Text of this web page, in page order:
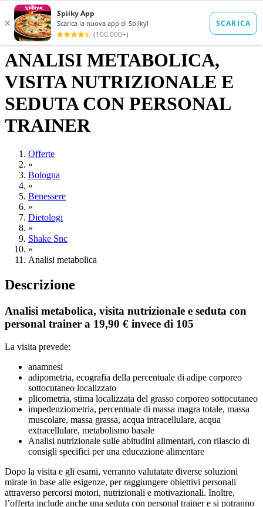
ANALISI METABOLICA,
VISITA NUTRIZIONALE E
SEDUTA CON PERSONAL
TRAINER
Offerte
»
Bologna
»
Benessere
»
Dietologi
»
Shake Snc
»
Analisi metabolica
Descrizione
Analisi metabolica, visita nutrizionale e seduta con
personal trainer a 19,90 € invece di 105
La visita prevede:
anamnesi
adipometria, ecografia della percentuale di adipe corporeo
sottocutaneo localizzato
plicometria, stima localizzata del grasso corporeo sottocutaneo
impedenziometria, percentuale di massa magra totale, massa
muscolare, massa grassa, acqua intracellulare, acqua
extracellulare, metabolismo basale
Analisi nutrizionale sulle abitudini alimentari, con rilascio di
consigli specifici per una educazione alimentare
Dopo la visita e gli esami, verranno valutatate diverse soluzioni
mirate in base alle esigenze, per raggiungere obiettivi personali
attraverso percorsi motori, nutrizionali e motivazionali. Inoltre,
l’offerta include anche una seduta con personal trainer e si potranno